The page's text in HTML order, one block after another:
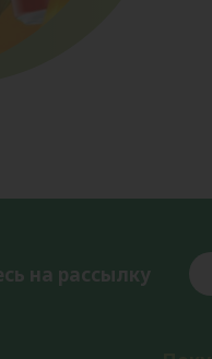
на рассылку